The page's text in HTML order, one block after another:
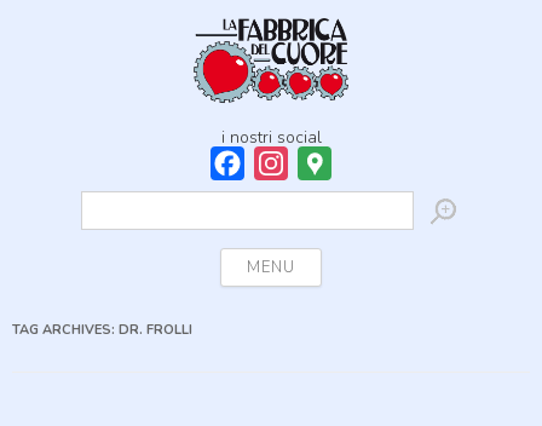
i nostri social
FacebookInstagram
Maps
Ricerca
MENU
TAG ARCHIVES: DR. FROLLI